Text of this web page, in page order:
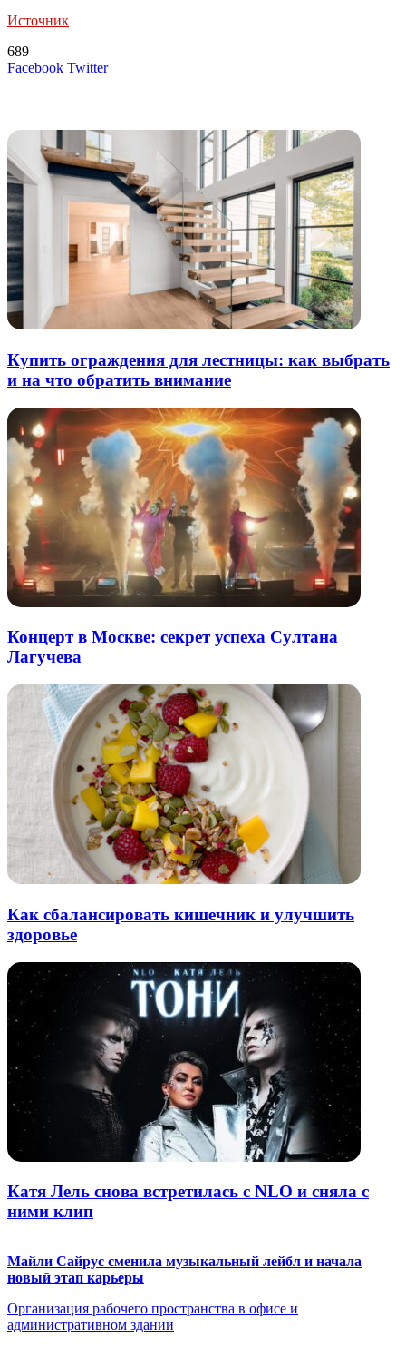
Источник
689
Facebook TwitterLinkedIn
Tumblr
Reddit
Вконтакте
Одноклассники
Skype
Messenger
Messenger
WhatsApp
Telegram
Viber
Line
Поделиться
Печатать
Купить ограждения для лестницы: как выбрать
и на что обратить внимание
Концерт в Москве: секрет успеха Султана
Лагучева
Как сбалансировать кишечник и улучшить
здоровье
Катя Лель снова встретилась с NLO и сняла с
ними клип
Майли Сайрус сменила музыкальный лейбл и начала
новый этап карьеры
Организация рабочего пространства в офисе и
административном здании